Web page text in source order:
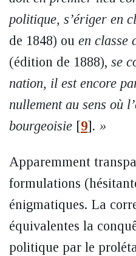
politique, s’ériger en
de 1848) ou en classe
(édition de 1888), se
nation, il est encore
nullement au sens où
bourgeoisie [9] . »
Apparemment
formulations
énigmatiques. La
équivalentes la
politique par le